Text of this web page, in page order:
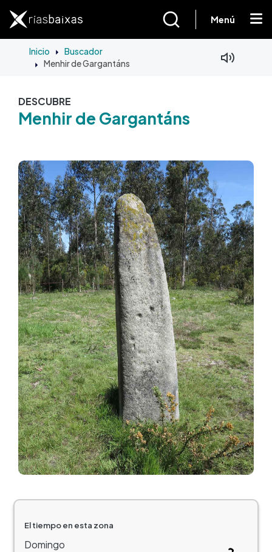
Menú
Inicio Buscador
Menhir de Gargantáns
DESCUBRE
Menhir de Gargantáns
Imagen
El tiempo en esta zona
Domingo